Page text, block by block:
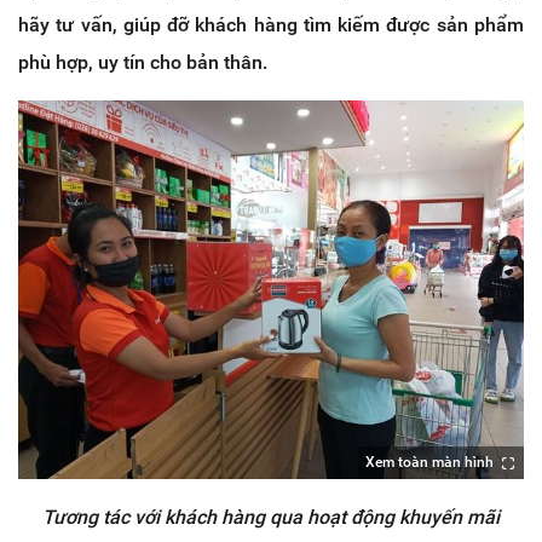
hãy tư vấn, giúp đỡ khách hàng tìm kiếm được sản phẩm
phù hợp, uy tín cho bản thân.
Xem toàn màn hình
Tương tác với khách hàng qua hoạt động khuyến mãi